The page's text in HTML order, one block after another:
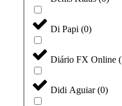
Di Papi (0)
Diário FX Online
Didi Aguiar(0)